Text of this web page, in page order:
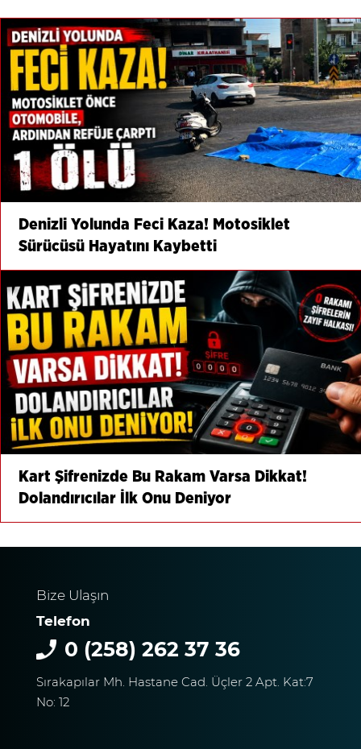
Denizli Yolunda Feci Kaza! Motosiklet
Sürücüsü Hayatını Kaybetti
Kart Şifrenizde Bu Rakam Varsa Dikkat!
Dolandırıcılar İlk Onu Deniyor
Bize Ulaşın
Telefon
0 (258) 262 37 36
Sırakapılar Mh. Hastane Cad. Üçler 2 Apt. Kat:7
No: 12